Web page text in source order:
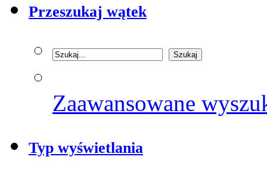
Przeszukaj wątek
Zaawansowane
Typ wyświetlania